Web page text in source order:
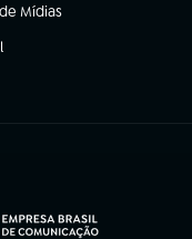
Mídias